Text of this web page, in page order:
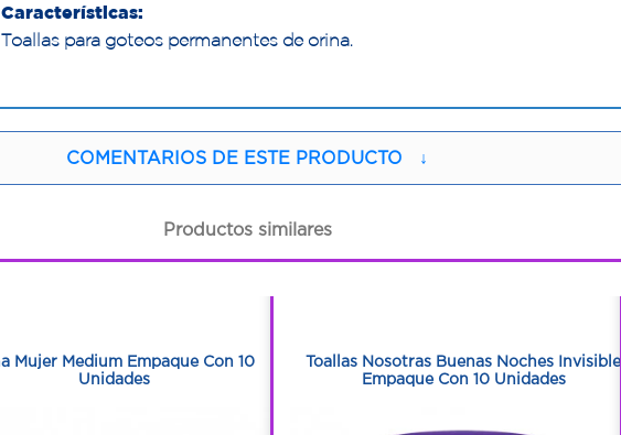
Características:
Toallas para goteos permanentes de orina.
COMENTARIOS DE ESTE PRODUCTO ↓
Productos similares
Mujer Medium Empaque Con 10
Unidades
Toallas Nosotras Buenas Noches Invisible
Empaque Con 10 Unidades